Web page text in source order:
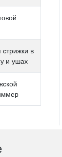
стрижки в
и ушах